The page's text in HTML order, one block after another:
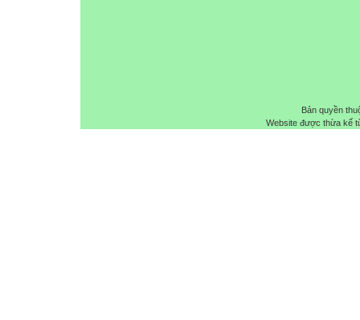
Bản quyền
Website được thừa kế